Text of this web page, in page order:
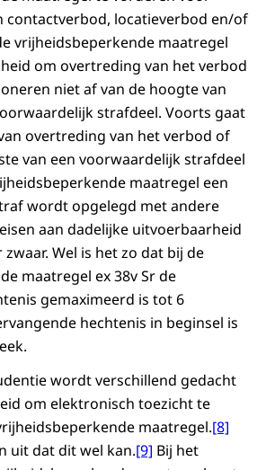
contactverbod, locatieverbod en/of
vrijheidsbeperkende maatregel
om overtreding van het verbod
niet af van de hoogte van
strafdeel. Voorts gaat
overtreding van het verbod of
van een voorwaardelijk strafdeel
maatregel een
wordt opgelegd met andere
aan dadelijke uitvoerbaarheid
Wel is het zo dat bij de
maatregel ex 38v Sr de
gemaximeerd is tot 6
hechtenis in beginsel is
wordt verschillend gedacht
om elektronisch toezicht te
maatregel.[8]
uit dat dit wel kan.[9] Bij het